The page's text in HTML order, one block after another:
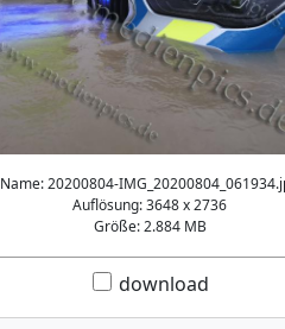
Name: 20200804-
Auflösung: 3648 x 2736
Größe: 2.884 MB
download